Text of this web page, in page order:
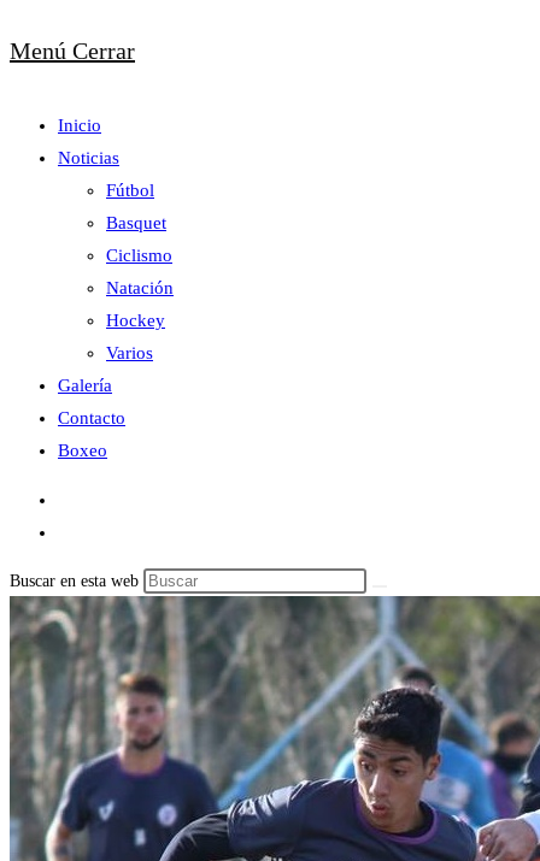
Menú Cerrar
Inicio
Noticias
Fútbol
Basquet
Ciclismo
Natación
Hockey
Varios
Galería
Contacto
Boxeo
Buscar en esta web